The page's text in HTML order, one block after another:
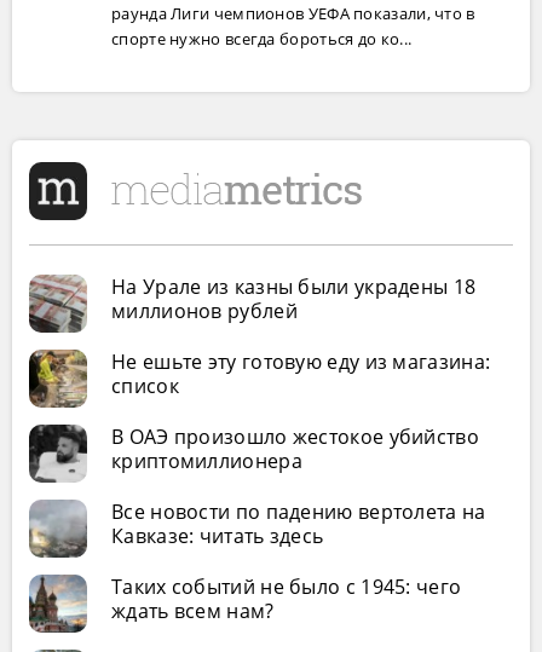
раунда Лиги чемпионов УЕФА показали, что в
спорте нужно всегда бороться до ко...
На Урале из казны были украдены 18
миллионов рублей
Не ешьте эту готовую еду из магазина:
список
В ОАЭ произошло жестокое убийство
криптомиллионера
Все новости по падению вертолета на
Кавказе: читать здесь
Таких событий не было с 1945: чего
ждать всем нам?